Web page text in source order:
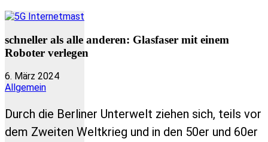
schneller als alle anderen: Glasfaser mit einem
Roboter verlegen
6. März 2024
Allgemein
Durch die Berliner Unterwelt ziehen sich, teils vor
dem Zweiten Weltkrieg und in den 50er und 60er